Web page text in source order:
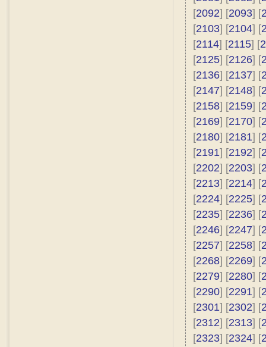
[2092] [2093] [
[2103] [2104] [
[2114] [2115] [
[2125] [2126] [
[2136] [2137] [
[2147] [2148] [
[2158] [2159] [
[2169] [2170] [
[2180] [2181] [
[2191] [2192] [
[2202] [2203] [
[2213] [2214] [
[2224] [2225] [
[2235] [2236] [
[2246] [2247] [
[2257] [2258] [
[2268] [2269] [
[2279] [2280] [
[2290] [2291] [
[2301] [2302] [
[2312] [2313] [
[2323] [2324] [